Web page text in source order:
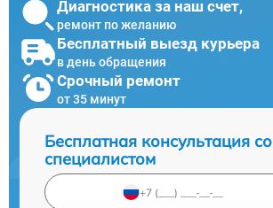
Диагностика за наш счет,
ремонт по желанию
Бесплатный выезд курьера
в день обращения
Срочный ремонт
от 35 минут
Бесплатная консультация со
специалистом